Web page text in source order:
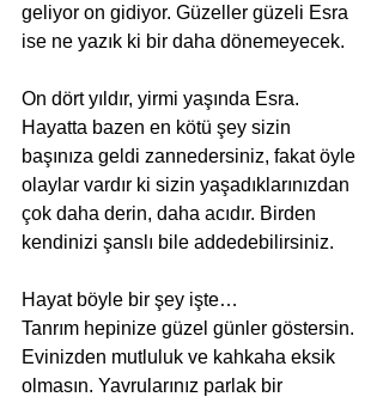
geliyor on gidiyor. Güzeller güzeli Esra
ise ne yazık ki bir daha dönemeyecek.
On dört yıldır, yirmi yaşında Esra.
Hayatta bazen en kötü şey sizin
başınıza geldi zannedersiniz, fakat öyle
olaylar vardır ki sizin yaşadıklarınızdan
çok daha derin, daha acıdır. Birden
kendinizi şanslı bile addedebilirsiniz.
Hayat böyle bir şey işte…
Tanrım hepinize güzel günler göstersin.
Evinizden mutluluk ve kahkaha eksik
olmasın. Yavrularınız parlak bir